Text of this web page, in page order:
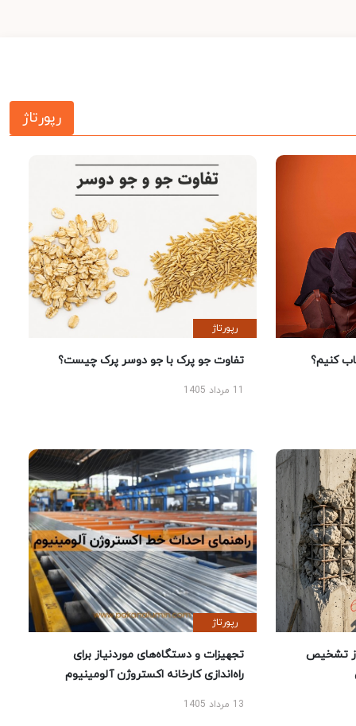
رپورتاژ
کنیم؟
رپورتاژ
تفاوت جو پرک با جو دوسر پرک چیست؟
تشخیص
رپورتاژ
تجهیزات و دستگاه‌های موردنیاز برای
راه‌اندازی کارخانه اکستروژن آلومینیوم
13 مرداد 1405